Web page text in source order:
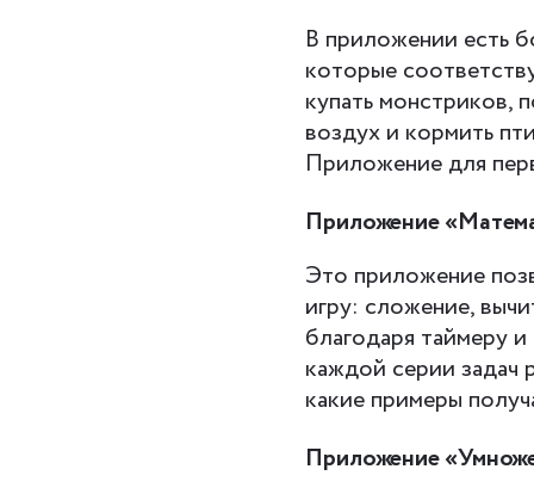
В приложении есть
которые
купать монстриков,
воздух и кормить
Приложение для
Приложение
Это приложение
игру: сложение,
благодаря таймеру
каждой серии
какие примеры
Приложение